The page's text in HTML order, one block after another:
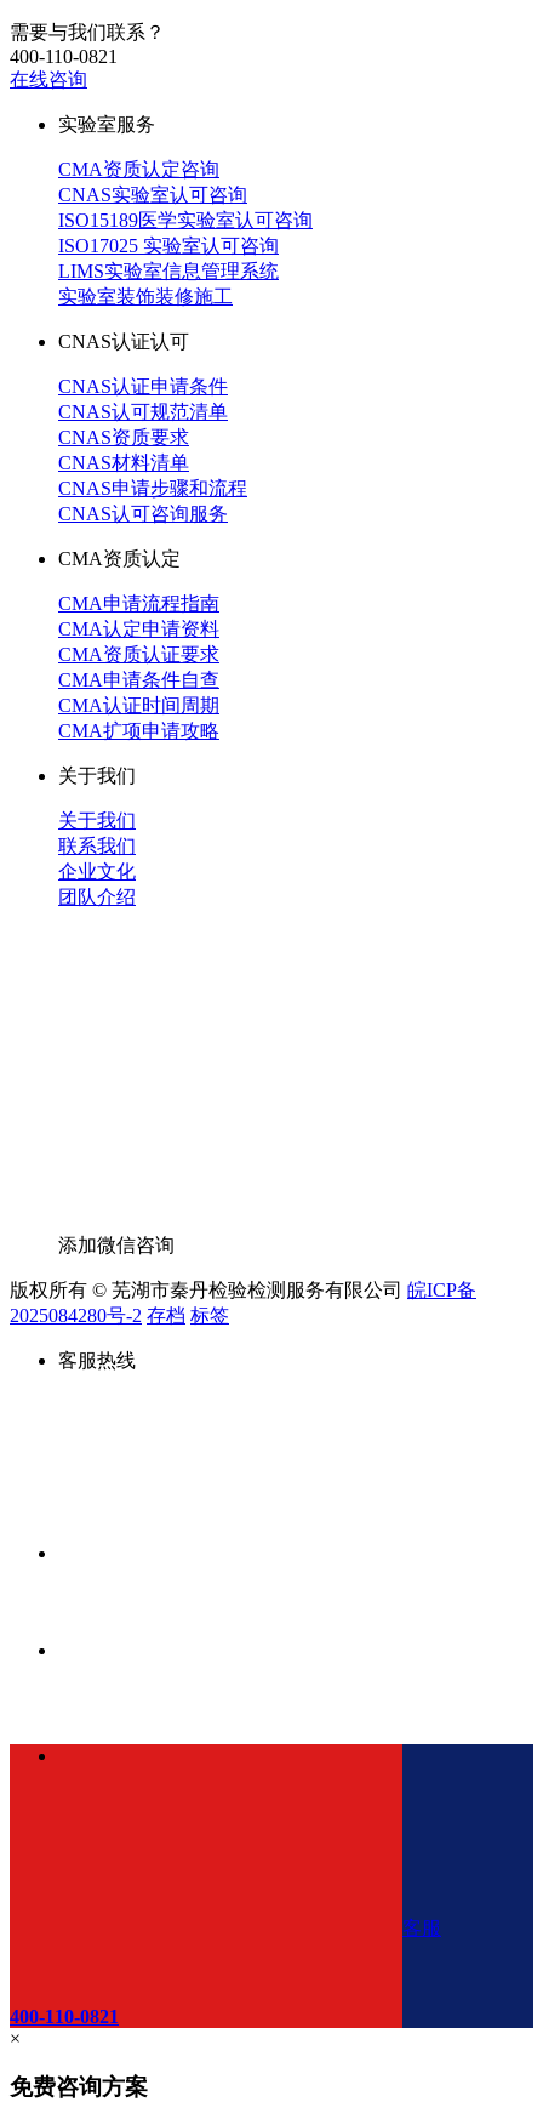
需要与我们联系？
400-110-0821
在线咨询
实验室服务
CMA资质认定咨询
CNAS实验室认可咨询
ISO15189医学实验室认可咨询
ISO17025 实验室认可咨询
LIMS实验室信息管理系统
实验室装饰装修施工
CNAS认证认可
CNAS认证申请条件
CNAS认可规范清单
CNAS资质要求
CNAS材料清单
CNAS申请步骤和流程
CNAS认可咨询服务
CMA资质认定
CMA申请流程指南
CMA认定申请资料
CMA资质认证要求
CMA申请条件自查
CMA认证时间周期
CMA扩项申请攻略
关于我们
关于我们
联系我们
企业文化
团队介绍
添加微信咨询
版权所有 © 芜湖市秦丹检验检测服务有限公司 皖ICP备
2025084280号-2 存档 标签
客服热线
400-110-0821
客服
×
免费咨询方案